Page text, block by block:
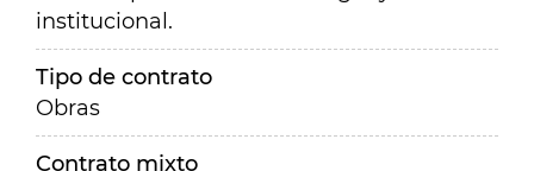
institucional.
Tipo de contrato
Obras
Contrato mixto